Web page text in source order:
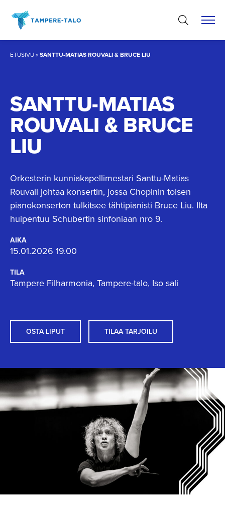
sisältöön
ETUSIVU»SANTTU-MATIAS ROUVALI & BRUCE LIU
SANTTU-MATIAS
ROUVALI & BRUCE
LIU
Orkesterin kunniakapellimestari Santtu-Matias
Rouvali johtaa konsertin, jossa Chopinin toisen
pianokonserton tulkitsee tähtipianisti Bruce Liu. Ilta
huipentuu Schubertin sinfoniaan nro 9.
AIKA
15.01.2026 19.00
TILA
Tampere Filharmonia, Tampere-talo, Iso sali
OSTA LIPUT TILAA TARJOILU